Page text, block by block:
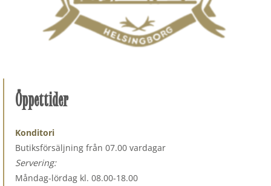
Öppettider
Konditori
Butiksförsäljning från 07.00 vardagar
Servering:
Måndag-lördag kl. 08.00-18.00